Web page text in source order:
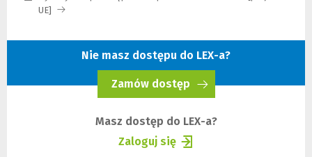
innej
UE]
strony)
Masz dostęp do LEX-a?
Zaloguj się
(Nowe
(Link
Nie masz dostępu do LEX-a?
Zamów dostęp
(Nowe